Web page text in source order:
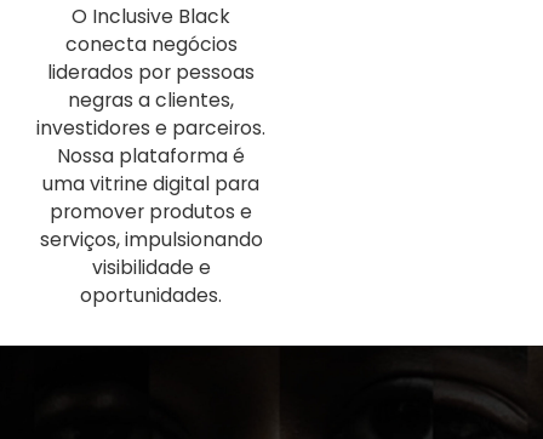
O Inclusive Black
conecta negócios
liderados por pessoas
negras a clientes,
investidores e parceiros.
Nossa plataforma é
uma vitrine digital para
promover produtos e
serviços, impulsionando
visibilidade e
oportunidades.